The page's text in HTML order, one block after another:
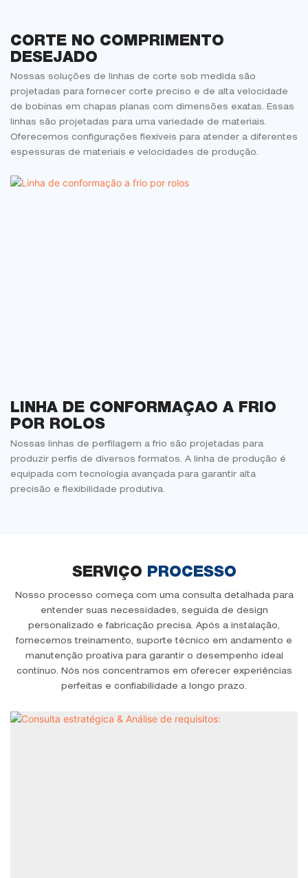
CORTE NO COMPRIMENTO
DESEJADO
Nossas soluções de linhas de corte sob medida são
projetadas para fornecer corte preciso e de alta velocidade
de bobinas em chapas planas com dimensões exatas. Essas
linhas são projetadas para uma variedade de materiais.
Oferecemos configurações flexíveis para atender a diferentes
espessuras de materiais e velocidades de produção.
LINHA DE CONFORMAÇÃO A FRIO
POR ROLOS
Nossas linhas de perfilagem a frio são projetadas para
produzir perfis de diversos formatos. A linha de produção é
equipada com tecnologia avançada para garantir alta
precisão e flexibilidade produtiva.
SERVIÇO PROCESSO
Nosso processo começa com uma consulta detalhada para
entender suas necessidades, seguida de design
personalizado e fabricação precisa. Após a instalação,
fornecemos treinamento, suporte técnico em andamento e
manutenção proativa para garantir o desempenho ideal
contínuo. Nós nos concentramos em oferecer experiências
perfeitas e confiabilidade a longo prazo.